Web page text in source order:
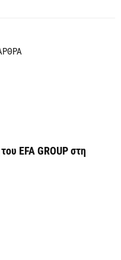
EFA GROUP στη